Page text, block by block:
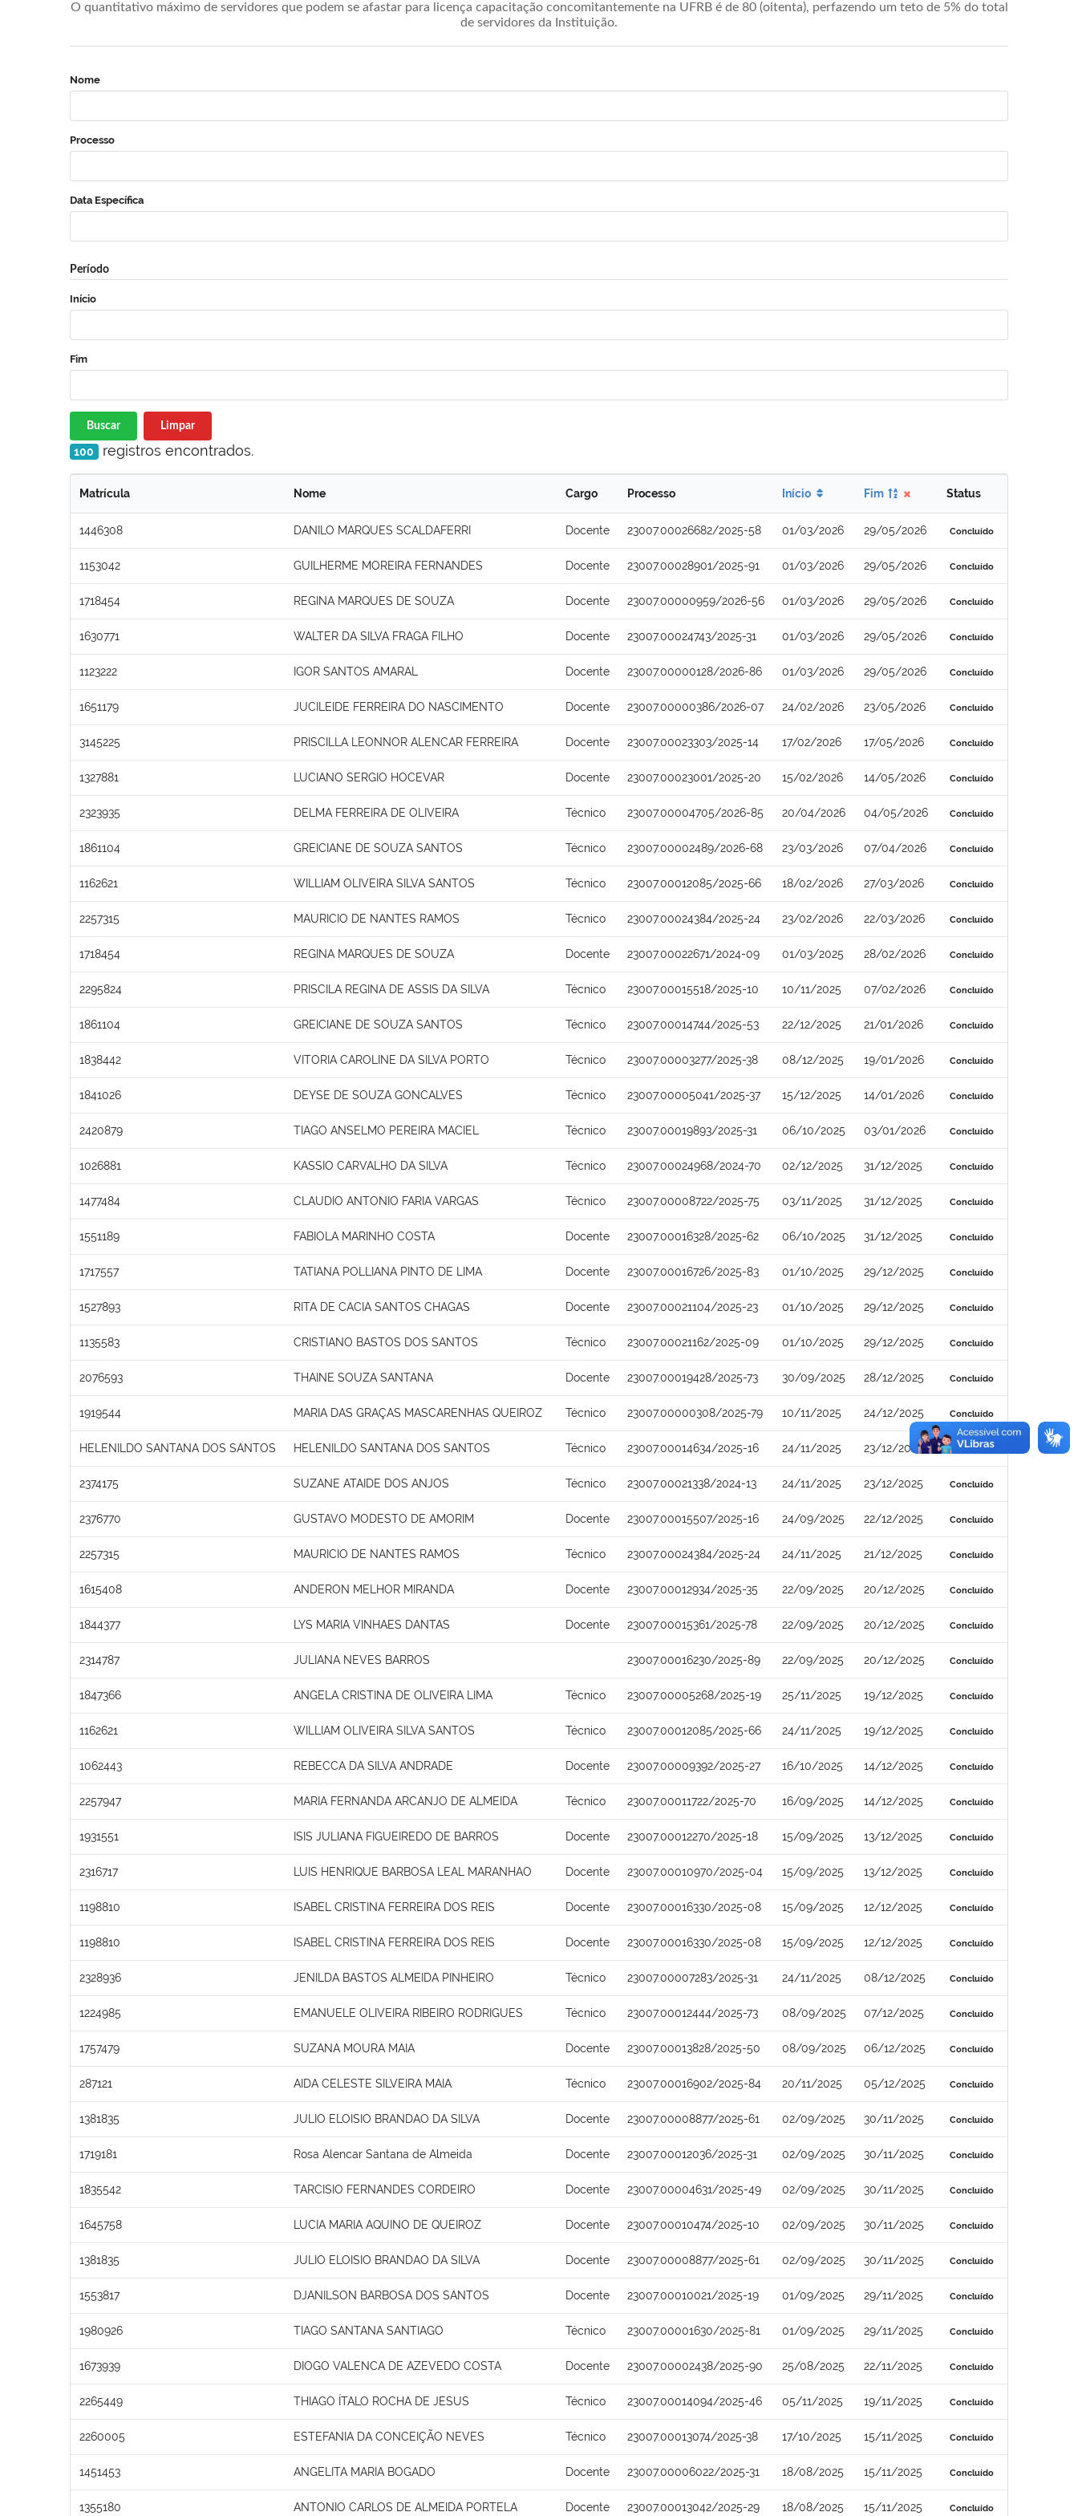
O quantitativo máximo de servidores que podem se afastar para licença capacitação concomitantemente na UFRB é de 80 (oitenta), perfazendo um teto de 5% do total
de servidores da Instituição.
Nome
Processo
Data Específica
Período
Início
Fim
Buscar Limpar
100 registros encontrados.
Matrícula Nome Cargo Processo Início Fim Status
1446308 DANILO MARQUES SCALDAFERRI Docente 23007.00026682/2025-58 01/03/2026 29/05/2026 Concluído
1153042 GUILHERME MOREIRA FERNANDES Docente 23007.00028901/2025-91 01/03/2026 29/05/2026 Concluído
1718454 REGINA MARQUES DE SOUZA Docente 23007.00000959/2026-56 01/03/2026 29/05/2026 Concluído
1630771 WALTER DA SILVA FRAGA FILHO Docente 23007.00024743/2025-31 01/03/2026 29/05/2026 Concluído
1123222 IGOR SANTOS AMARAL Docente 23007.00000128/2026-86 01/03/2026 29/05/2026 Concluído
1651179 JUCILEIDE FERREIRA DO NASCIMENTO Docente 23007.00000386/2026-07 24/02/2026 23/05/2026 Concluído
3145225 PRISCILLA LEONNOR ALENCAR FERREIRA Docente 23007.00023303/2025-14 17/02/2026 17/05/2026 Concluído
1327881 LUCIANO SERGIO HOCEVAR Docente 23007.00023001/2025-20 15/02/2026 14/05/2026 Concluído
2323935 DELMA FERREIRA DE OLIVEIRA Técnico 23007.00004705/2026-85 20/04/2026 04/05/2026 Concluído
1861104 GREICIANE DE SOUZA SANTOS Técnico 23007.00002489/2026-68 23/03/2026 07/04/2026 Concluído
1162621 WILLIAM OLIVEIRA SILVA SANTOS Técnico 23007.00012085/2025-66 18/02/2026 27/03/2026 Concluído
2257315 MAURICIO DE NANTES RAMOS Técnico 23007.00024384/2025-24 23/02/2026 22/03/2026 Concluído
1718454 REGINA MARQUES DE SOUZA Docente 23007.00022671/2024-09 01/03/2025 28/02/2026 Concluído
2295824 PRISCILA REGINA DE ASSIS DA SILVA Técnico 23007.00015518/2025-10 10/11/2025 07/02/2026 Concluído
1861104 GREICIANE DE SOUZA SANTOS Técnico 23007.00014744/2025-53 22/12/2025 21/01/2026 Concluído
1838442 VITORIA CAROLINE DA SILVA PORTO Técnico 23007.00003277/2025-38 08/12/2025 19/01/2026 Concluído
1841026 DEYSE DE SOUZA GONCALVES Técnico 23007.00005041/2025-37 15/12/2025 14/01/2026 Concluído
2420879 TIAGO ANSELMO PEREIRA MACIEL Técnico 23007.00019893/2025-31 06/10/2025 03/01/2026 Concluído
1026881 KASSIO CARVALHO DA SILVA Técnico 23007.00024968/2024-70 02/12/2025 31/12/2025 Concluído
1477484 CLAUDIO ANTONIO FARIA VARGAS Técnico 23007.00008722/2025-75 03/11/2025 31/12/2025 Concluído
1551189 FABIOLA MARINHO COSTA Docente 23007.00016328/2025-62 06/10/2025 31/12/2025 Concluído
1717557 TATIANA POLLIANA PINTO DE LIMA Docente 23007.00016726/2025-83 01/10/2025 29/12/2025 Concluído
1527893 RITA DE CACIA SANTOS CHAGAS Docente 23007.00021104/2025-23 01/10/2025 29/12/2025 Concluído
1135583 CRISTIANO BASTOS DOS SANTOS Técnico 23007.00021162/2025-09 01/10/2025 29/12/2025 Concluído
2076593 THAINE SOUZA SANTANA Docente 23007.00019428/2025-73 30/09/2025 28/12/2025 Concluído
1919544 MARIA DAS GRAÇAS MASCARENHAS QUEIROZ Técnico 23007.00000308/2025-79 10/11/2025 24/12/2025 Concluído
HELENILDO SANTANA DOS SANTOS HELENILDO SANTANA DOS SANTOS Técnico 23007.00014634/2025-16 24/11/2025 23/12/2025 Concluído
2374175 SUZANE ATAIDE DOS ANJOS Técnico 23007.00021338/2024-13 24/11/2025 23/12/2025 Concluído
2376770 GUSTAVO MODESTO DE AMORIM Docente 23007.00015507/2025-16 24/09/2025 22/12/2025 Concluído
2257315 MAURICIO DE NANTES RAMOS Técnico 23007.00024384/2025-24 24/11/2025 21/12/2025 Concluído
1615408 ANDERON MELHOR MIRANDA Docente 23007.00012934/2025-35 22/09/2025 20/12/2025 Concluído
1844377 LYS MARIA VINHAES DANTAS Docente 23007.00015361/2025-78 22/09/2025 20/12/2025 Concluído
2314787 JULIANA NEVES BARROS 23007.00016230/2025-89 22/09/2025 20/12/2025 Concluído
1847366 ANGELA CRISTINA DE OLIVEIRA LIMA Técnico 23007.00005268/2025-19 25/11/2025 19/12/2025 Concluído
1162621 WILLIAM OLIVEIRA SILVA SANTOS Técnico 23007.00012085/2025-66 24/11/2025 19/12/2025 Concluído
1062443 REBECCA DA SILVA ANDRADE Docente 23007.00009392/2025-27 16/10/2025 14/12/2025 Concluído
2257947 MARIA FERNANDA ARCANJO DE ALMEIDA Técnico 23007.00011722/2025-70 16/09/2025 14/12/2025 Concluído
1931551 ISIS JULIANA FIGUEIREDO DE BARROS Docente 23007.00012270/2025-18 15/09/2025 13/12/2025 Concluído
2316717 LUIS HENRIQUE BARBOSA LEAL MARANHAO Docente 23007.00010970/2025-04 15/09/2025 13/12/2025 Concluído
1198810 ISABEL CRISTINA FERREIRA DOS REIS Docente 23007.00016330/2025-08 15/09/2025 12/12/2025 Concluído
1198810 ISABEL CRISTINA FERREIRA DOS REIS Docente 23007.00016330/2025-08 15/09/2025 12/12/2025 Concluído
2328936 JENILDA BASTOS ALMEIDA PINHEIRO Técnico 23007.00007283/2025-31 24/11/2025 08/12/2025 Concluído
1224985 EMANUELE OLIVEIRA RIBEIRO RODRIGUES Técnico 23007.00012444/2025-73 08/09/2025 07/12/2025 Concluído
1757479 SUZANA MOURA MAIA Docente 23007.00013828/2025-50 08/09/2025 06/12/2025 Concluído
287121 AIDA CELESTE SILVEIRA MAIA Técnico 23007.00016902/2025-84 20/11/2025 05/12/2025 Concluído
1381835 JULIO ELOISIO BRANDAO DA SILVA Docente 23007.00008877/2025-61 02/09/2025 30/11/2025 Concluído
1719181 Rosa Alencar Santana de Almeida Docente 23007.00012036/2025-31 02/09/2025 30/11/2025 Concluído
1835542 TARCISIO FERNANDES CORDEIRO Docente 23007.00004631/2025-49 02/09/2025 30/11/2025 Concluído
1645758 LUCIA MARIA AQUINO DE QUEIROZ Docente 23007.00010474/2025-10 02/09/2025 30/11/2025 Concluído
1381835 JULIO ELOISIO BRANDAO DA SILVA Docente 23007.00008877/2025-61 02/09/2025 30/11/2025 Concluído
1553817 DJANILSON BARBOSA DOS SANTOS Docente 23007.00010021/2025-19 01/09/2025 29/11/2025 Concluído
1980926 TIAGO SANTANA SANTIAGO Técnico 23007.00001630/2025-81 01/09/2025 29/11/2025 Concluído
1673939 DIOGO VALENCA DE AZEVEDO COSTA Docente 23007.00002438/2025-90 25/08/2025 22/11/2025 Concluído
2265449 THIAGO ÍTALO ROCHA DE JESUS Técnico 23007.00014094/2025-46 05/11/2025 19/11/2025 Concluído
2260005 ESTEFANIA DA CONCEIÇÃO NEVES Técnico 23007.00013074/2025-38 17/10/2025 15/11/2025 Concluído
1451453 ANGELITA MARIA BOGADO Docente 23007.00006022/2025-31 18/08/2025 15/11/2025 Concluído
1355180 ANTONIO CARLOS DE ALMEIDA PORTELA Docente 23007.00013042/2025-29 18/08/2025 15/11/2025 Concluído